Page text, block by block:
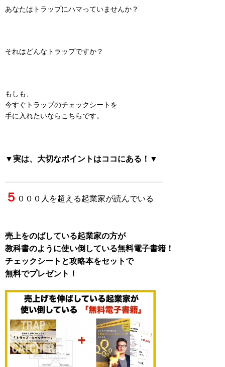
あなたはトラップにハマっていませんか？
それはどんなトラップですか？
もしも、
今すぐトラップのチェックシートを
手に入れたいならこちらです。
▼実は、大切なポイントはココにある！▼
———————————————————–
５ ０００人を超える起業家が読んでいる
売上をのばしている起業家の方が
教科書のように使い倒している無料電子書籍！
チェックシートと攻略本をセットで
無料でプレゼント！